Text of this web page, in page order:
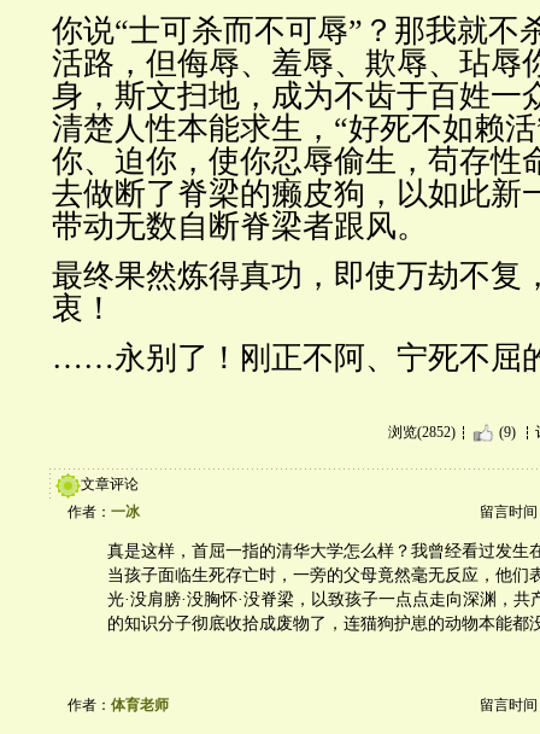
你说“士可杀而不可辱”？那我就不
活路，但侮辱、羞辱、欺辱、玷辱
身，斯文扫地，成为不齿于百姓一
清楚人性本能求生，“好死不如赖
你、迫你，使你忍辱偷生，苟存性
去做断了脊梁的癞皮狗，以如此新
带动无数自断脊梁者跟风。
最终果然炼得真功，即使万劫不复
衷！
……永别了！刚正不阿、宁死不屈
浏览(2852) (9)
文章评论
作者： 一冰 留言时间
真是这样，首屈一指的清华大学怎么样？我曾经看过发生
当孩子面临生死存亡时，一旁的父母竟然毫无反应，他们
光·没肩膀·没胸怀·没脊梁，以致孩子一点点走向深渊，共
的知识分子彻底收拾成废物了，连猫狗护崽的动物本能都
作者： 体育老师 留言时间